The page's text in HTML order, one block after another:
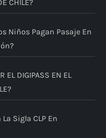
CHILE?
Niños Pagan Pasaje En
EL DIGIPASS EN EL
Sigla CLP En